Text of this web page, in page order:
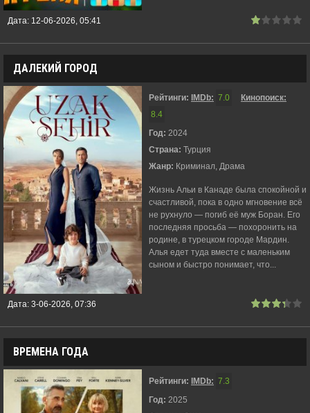
Дата: 12-06-2026, 05:41
ДАЛЕКИЙ ГОРОД
Рейтинги: IMDb: 7.0
Кинопоиск:
8.4
Год: 2024
Страна: Турция
Жанр: Криминал, Драма
Жизнь Альи в Канаде была спокойной и
счастливой, пока в одно мгновение всё
не рухнуло — погиб её муж Боран. Его
последняя просьба — похоронить на
родине, в турецком городе Мардин.
Алья едет туда вместе с маленьким
сыном и быстро понимает, что...
Дата: 3-06-2026, 07:36
ВРЕМЕНА ГОДА
Рейтинги: IMDb: 7.3
Год: 2025